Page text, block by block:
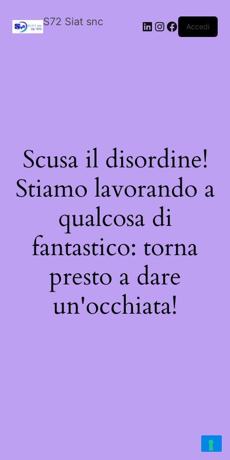
S72 Siat snc LinkedIn
Instagram
Facebook
Accedi
Scusa il disordine!
Stiamo lavorando a
qualcosa di
fantastico: torna
presto a dare
un'occhiata!